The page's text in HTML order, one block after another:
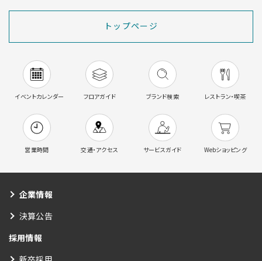
トップページ
イベントカレンダー フロアガイド ブランド検索 レストラン・喫茶
営業時間 交通・アクセス サービスガイド Webショッピング
企業情報
決算公告
採用情報